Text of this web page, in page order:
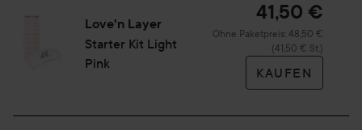
Love'n Layer
Starter Kit ​Light
Pink​
41,50 €
Ohne Paketpreis: 48,50 €
(41,50 € St.)
KAUFEN